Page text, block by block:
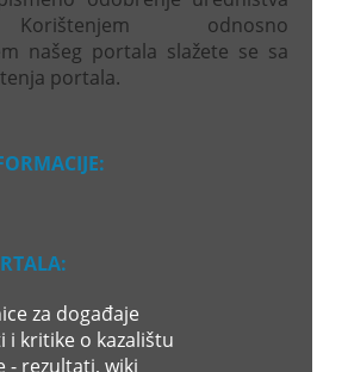
odnosno
našeg portala slažete se sa
portala.
za događaje
i kritike o kazalištu
- rezultati, wiki